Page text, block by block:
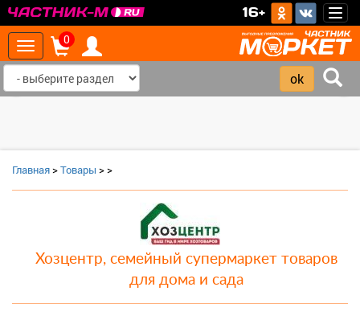
16+
Toggle
navigation
0
Главная>Товары >>
Хозцентр, семейный супермаркет товаров
для дома и сада
‹ ›